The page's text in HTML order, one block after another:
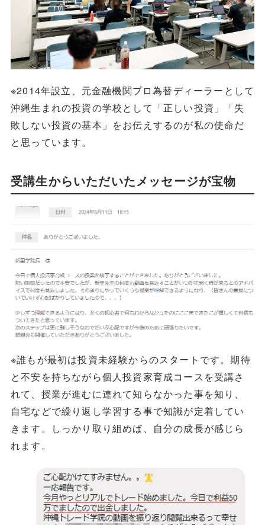
※2014年設立、元金融機関プロ為替ディーラーとして
沖縄生まれの投資の学校として「正しい投資」「失
敗しない投資の基本」をお伝えするのが私の使命だ
と思っています。
受講生からいただいたメッセージが宝物
※誰もが最初は投資未経験からのスタートです。期待
と不安を持ちながら個人投資家育成コースを受講さ
れて、授業が進むに連れて知らなかった事を知り、
自宅などで繰り返し学習する事で知識が定着してい
きます。しっかり取り組めば、自分の成長が感じら
れます。